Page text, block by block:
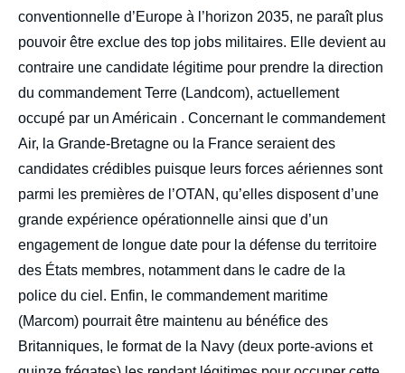
conventionnelle d’Europe à l’horizon 2035, ne paraît plus
pouvoir être exclue des top jobs militaires. Elle devient au
contraire une candidate légitime pour prendre la direction
du commandement Terre (Landcom), actuellement
occupé par un Américain . Concernant le commandement
Air, la Grande-Bretagne ou la France seraient des
candidates crédibles puisque leurs forces aériennes sont
parmi les premières de l’OTAN, qu’elles disposent d’une
grande expérience opérationnelle ainsi que d’un
engagement de longue date pour la défense du territoire
des États membres, notamment dans le cadre de la
police du ciel. Enfin, le commandement maritime
(Marcom) pourrait être maintenu au bénéfice des
Britanniques, le format de la Navy (deux porte-avions et